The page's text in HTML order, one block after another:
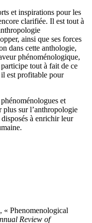
et inspirations pour les
clarifiée. Il est tout à
ainsi que ses forces
dans cette anthologie,
phénoménologique,
tout à fait de ce
est profitable pour
et
plus sur l’anthropologie
à enrichir leur
« Phenomenological
Review of